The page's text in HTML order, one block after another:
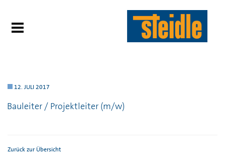
12. JULI 2017
Bauleiter / Projektleiter (m/w)
Zurück zur Übersicht